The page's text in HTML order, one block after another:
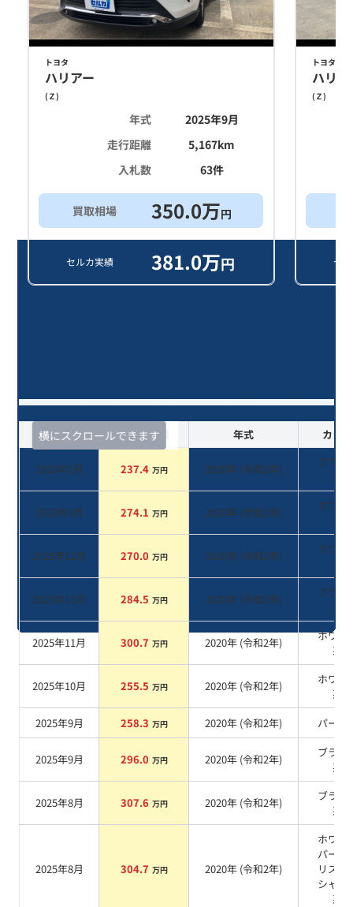
トヨタ
ハリアー
( Ｚ)
年式
2025年9月
走行距離
5,167km
入札数
63件
買取相場 350.0万円
セルカ実績 381.0万円
トヨタ
ハリア
( Ｚ)
セ
横にスクロールできます
査定時期 セルカ実績 年式 カラー
2026年3月 237.4 万円 2020年 (令和2年)
ブラッ
系
2026年3月 274.1 万円 2020年 (令和2年)
ホワイ
系
2025年12月 270.0 万円 2020年 (令和2年)
ホワイ
系
2025年11月 284.5 万円 2020年 (令和2年)
ブラッ
系
2025年11月 300.7 万円 2020年 (令和2年)
ホワイ
系
2025年10月 255.5 万円 2020年 (令和2年)
ホワイ
系
2025年9月
258.3 万円 2020年 (令和2年) パール
2025年9月 296.0 万円 2020年 (令和2年)
ブラッ
系
2025年8月 307.6 万円 2020年 (令和2年)
ブラッ
系
2025年8月 304.7 万円 2020年 (令和2年)
ホワイ
パール
リスタ
シャイ
系